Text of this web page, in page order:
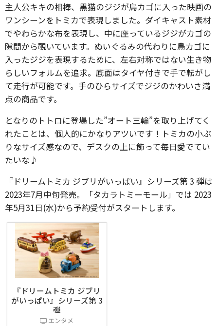
主人公キキの相棒、黒猫のジジが鳥カゴに入った映画の
ワンシーンをトミカで表現しました。ダイキャスト素材
でやわらかな布を表現し、中に座っているジジがカゴの
隙間から覗いています。ぬいぐるみの代わりに鳥カゴに
入ったジジを表現するために、左右対称ではない生き物
らしいフォルムを追求。底面はタイヤ付きで手で転がし
て走行が可能です。手のひらサイズでジジのかわいさ満
点の商品です。
となりのトトロに登場した”オート三輪”を取り上げてく
れたことは、個人的にかなりアツいです！トミカの小ぶ
りなサイズ感なので、デスクの上に飾って毎日愛でてい
たいな♪
『ドリームトミカ ジブリがいっぱい』シリーズ第 3 弾は
2023年7月中旬発売。「タカラトミーモール」では 2023
年5月31日(水)から予約受付がスタートします。
『ドリームトミカ ジブリ
がいっぱい』シリーズ第 3
弾
エンタメ